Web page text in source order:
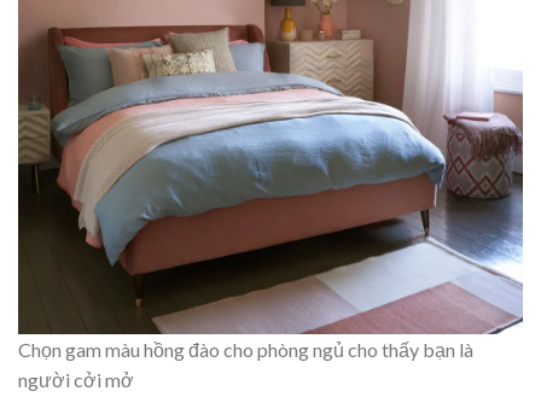
Chọn gam màu hồng đào cho phòng ngủ cho thấy bạn là
người cởi mở